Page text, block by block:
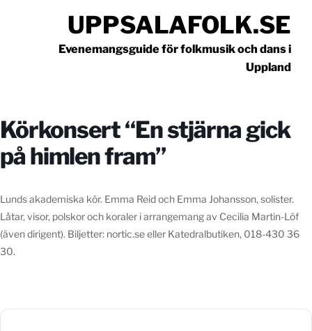
UPPSALAFOLK.SE
Evenemangsguide för folkmusik och dans i
Uppland
Körkonsert “En stjärna gick
på himlen fram”
Lunds akademiska kör. Emma Reid och Emma Johansson, solister.
Låtar, visor, polskor och koraler i arrangemang av Cecilia Martin-Löf
(även dirigent). Biljetter: nortic.se eller Katedralbutiken, 018-430 36
30.